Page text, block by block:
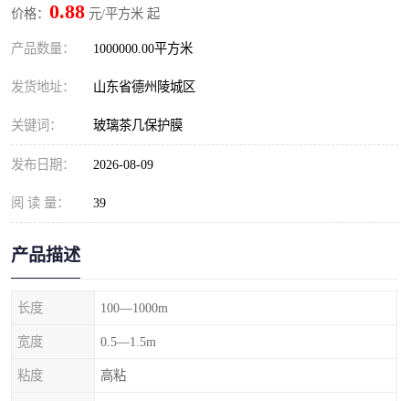
价格： 0.88 元/平方米 起
产品数量： 1000000.00平方米
发货地址： 山东省德州陵城区
关键词： 玻璃茶几保护膜
发布日期： 2026-08-09
阅 读 量： 39
产品描述
长度 100—1000m
宽度 0.5—1.5m
粘度 高粘